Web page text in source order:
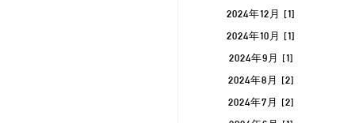
2024年12月 [1]
2024年10月 [1]
2024年9月 [1]
2024年8月 [2]
2024年7月 [2]